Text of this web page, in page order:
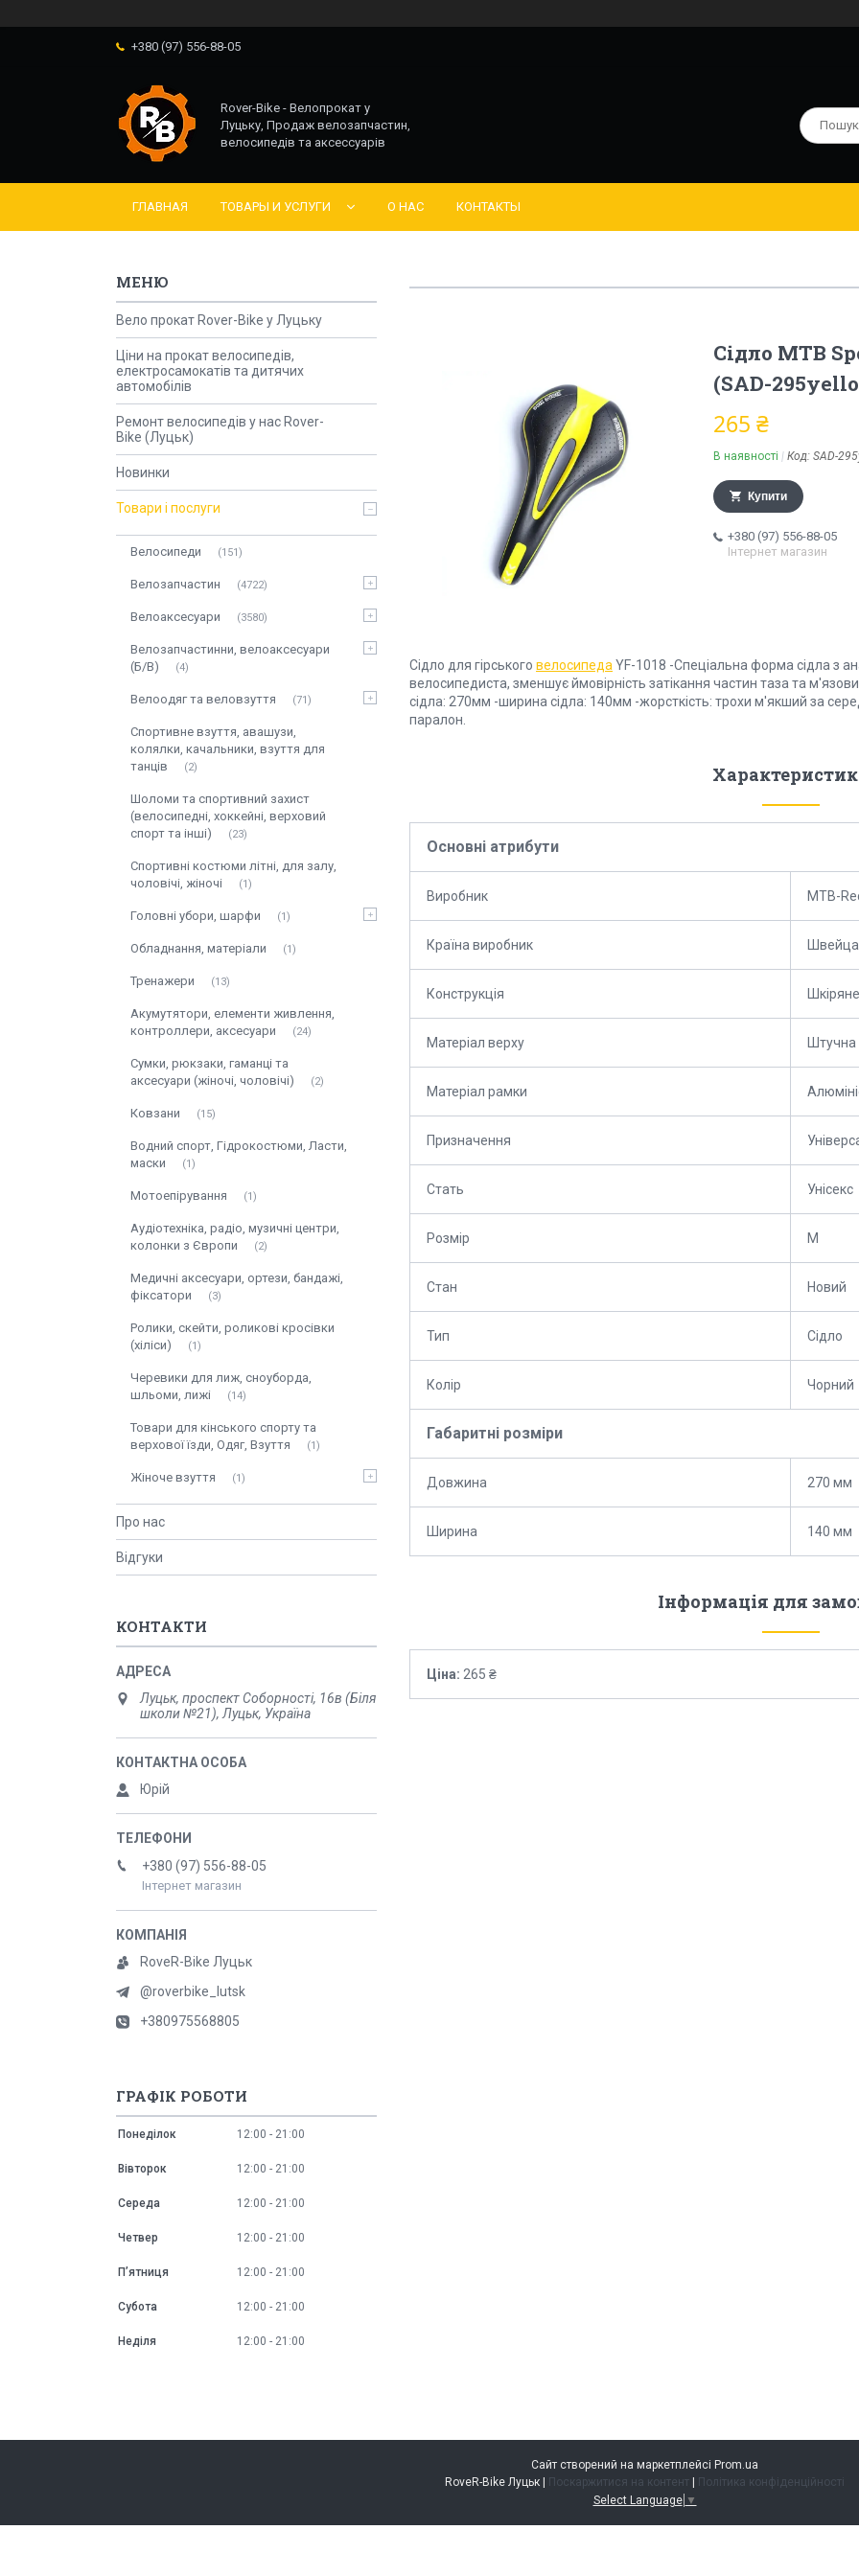
+380 (97) 556-88-05
Rover-Bike - Велопрокат у
Луцьку, Продаж велозапчастин,
велосипедів та аксессуарів
ГЛАВНАЯ ТОВАРЫ И УСЛУГИ О НАС КОНТАКТЫ
Сідло MTB
(SAD-
265 ₴
В наявності Код: SAD-
Купити
+380 (97) 556-88-05
Інтернет магазин
Сідло для гірського велосипедаYF-1018 -Спеціальна форма сідла з
велосипедиста, зменшує ймовірність затікання частин таза та
сідла: 270мм -ширина сідла: 140мм -жорсткість: трохи м'якший за
паралон.
Основні атрибути
Виробник MTB-
Країна виробник
Конструкція Шкіряне
Матеріал верху Штучна
Матеріал рамки
Призначення
Стать Унісекс
Розмір M
Стан Новий
Тип Сідло
Колір Чорний
Габаритні розміри
Довжина 270 мм
Ширина 140 мм
Інформація для
Ціна: 265 ₴
Вело прокат Rover-Bike у Луцьку
Ціни на прокат велосипедів,
електросамокатів та дитячих
автомобілів
Ремонт велосипедів у нас Rover-
Bike (Луцьк)
Новинки
Товари і послуги
Велосипеди 151
Велозапчастин 4722
Велоаксесуари 3580
Велозапчастинни, велоаксесуари
(Б/В)
4
Велоодяг та веловзуття 71
Спортивне взуття, авашузи,
колялки, качальники, взуття для
танців
2
Шоломи та спортивний захист
(велосипедні, хоккейні, верховий
спорт та інші)
23
Спортивні костюми літні, для залу,
чоловічі, жіночі
1
Головні убори, шарфи 1
Обладнання, матеріали 1
Тренажери 13
Акумутятори, елементи живлення,
контроллери, аксесуари
24
Сумки, рюкзаки, гаманці та
аксесуари (жіночі, чоловічі)
2
Ковзани 15
Водний спорт, Гідрокостюми, Ласти,
маски
1
Мотоепірування 1
Аудіотехніка, радіо, музичні центри,
колонки з Європи
2
Медичні аксесуари, ортези, бандажі,
фіксатори
3
Ролики, скейти, роликові кросівки
(хіліси)
1
Черевики для лиж, сноуборда,
шльоми, лижі
14
Товари для кінського спорту та
верхової їзди, Одяг, Взуття
1
Жіноче взуття 1
Про нас
Відгуки
КОНТАКТИ
Луцьк, проспект Соборності, 16в (Біля
школи №21), Луцьк, Україна
Юрій
+380 (97) 556-88-05
Інтернет магазин
RoveR-Bike Луцьк
@roverbike_lutsk
+380975568805
ГРАФІК РОБОТИ
Понеділок 12:00 21:00
Вівторок 12:00 21:00
Середа 12:00 21:00
Четвер 12:00 21:00
Пʼятниця 12:00 21:00
Субота 12:00 21:00
Неділя 12:00 21:00
Сайт створений на маркетплейсі Prom.ua
Поскаржитися на контент
Політика конфіденційності
Select Language ▼